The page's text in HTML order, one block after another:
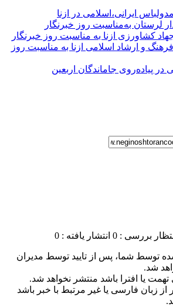
ایرانی،اسلامی در ازنا
لرستان به‌مناسبت روز خبرنگار
کشاورزی ازنا به مناسبت روز خبرنگار
و ارشاد اسلامی ازنا به مناسبت روز
پیاده‌روی جاماندگان اربعین
بررسی : 0 انتشار یافته : 0
توسط شما، پس از تایید توسط مدیران
شد.
یا افترا باشد منتشر نخواهد شد.
از زبان فارسی یا غیر مرتبط با خبر باشد